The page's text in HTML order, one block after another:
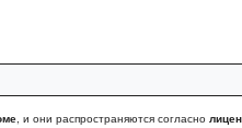
, и они распространяются согласно